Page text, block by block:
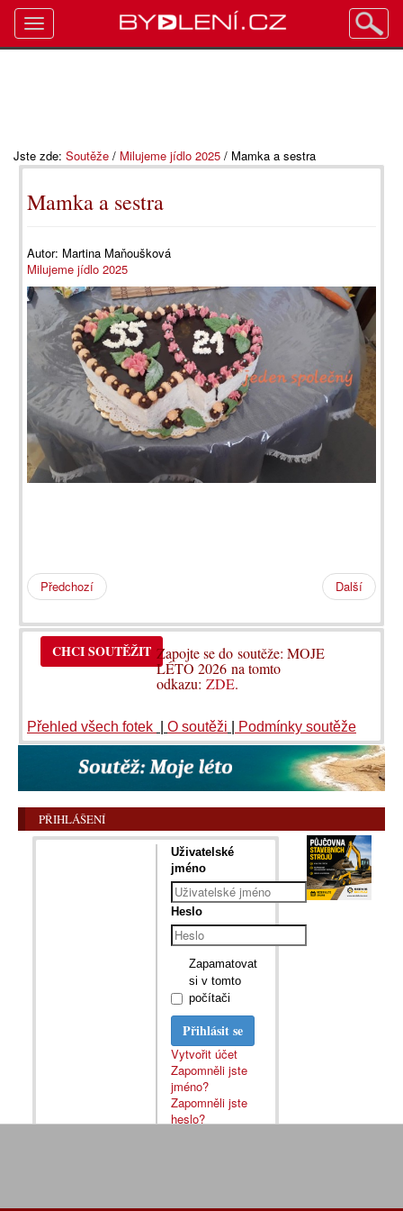
Jste zde: Soutěže / Milujeme jídlo 2025 / Mamka a sestra
Mamka a sestra
Autor: Martina Maňoušková
Milujeme jídlo 2025
Předchozí Další
CHCI SOUTĚŽIT Zapojte se do soutěže: MOJE
LÉTO 2026 na tomto
odkazu:ZDE.
Přehled všech fotek O soutěži Podmínky soutěže
PŘIHLÁŠENÍ
Uživatelské
jméno
Heslo
Zapamatovat
si v tomto
počítači
Přihlásit se
Vytvořit účet
Zapomněli jste
jméno?
Zapomněli jste
heslo?
Toggle
navigation